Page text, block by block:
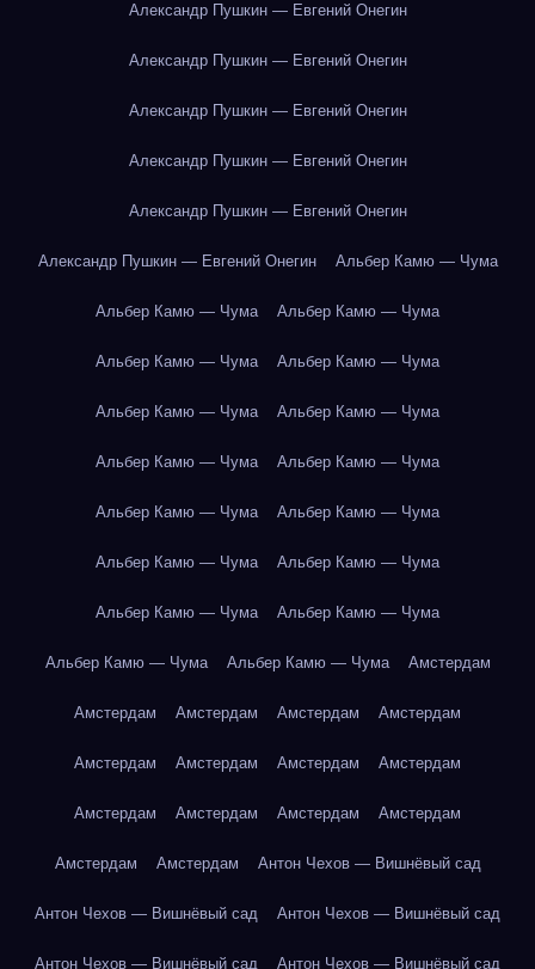
Александр Пушкин — Евгений Онегин
Александр Пушкин — Евгений Онегин
Александр Пушкин — Евгений Онегин
Александр Пушкин — Евгений Онегин
Александр Пушкин — Евгений Онегин
Александр Пушкин — Евгений Онегин Альбер Камю — Чума
Альбер Камю — Чума Альбер Камю — Чума
Альбер Камю — Чума Альбер Камю — Чума
Альбер Камю — Чума Альбер Камю — Чума
Альбер Камю — Чума Альбер Камю — Чума
Альбер Камю — Чума Альбер Камю — Чума
Альбер Камю — Чума Альбер Камю — Чума
Альбер Камю — Чума Альбер Камю — Чума
Альбер Камю — Чума Альбер Камю — Чума Амстердам
Амстердам Амстердам Амстердам Амстердам
Амстердам Амстердам Амстердам Амстердам
Амстердам Амстердам Амстердам Амстердам
Амстердам Амстердам Антон Чехов — Вишнёвый сад
Антон Чехов — Вишнёвый сад Антон Чехов — Вишнёвый сад
Антон Чехов — Вишнёвый сад Антон Чехов — Вишнёвый сад